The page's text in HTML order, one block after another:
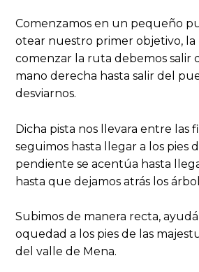
Comenzamos en un pequeño
otear nuestro primer objetivo, la
comenzar la ruta debemos salir
mano derecha hasta salir del
desviarnos.
Dicha pista nos llevara entre las
seguimos hasta llegar a los pies
pendiente se acentúa hasta
hasta que dejamos atrás los
Subimos de manera recta,
oquedad a los pies de las
del valle de Mena.